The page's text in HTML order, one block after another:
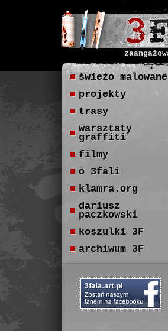
świeżo malowane
projekty
trasy
warsztaty
graffiti
filmy
o 3fali
klamra.org
dariusz
paczkowski
koszulki 3F
archiwum 3F